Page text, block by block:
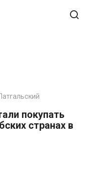
покупать
странах в